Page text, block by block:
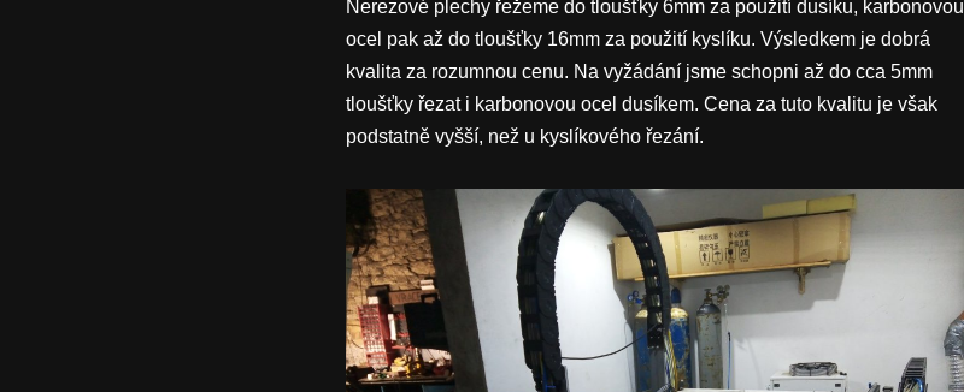
Nerezové plechy řežeme do tloušťky 6mm za použití dusíku, karbonovou
ocel pak až do tloušťky 16mm za použití kyslíku. Výsledkem je dobrá
kvalita za rozumnou cenu. Na vyžádání jsme schopni až do cca 5mm
tloušťky řezat i karbonovou ocel dusíkem. Cena za tuto kvalitu je však
podstatně vyšší, než u kyslíkového řezání.